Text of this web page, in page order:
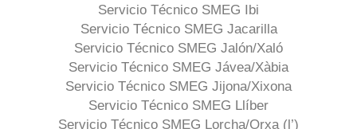
Servicio Técnico SMEG Ibi
Servicio Técnico SMEG Jacarilla
Servicio Técnico SMEG Jalón/Xaló
Servicio Técnico SMEG Jávea/Xàbia
Servicio Técnico SMEG Jijona/Xixona
Servicio Técnico SMEG Llíber
Servicio Técnico SMEG Lorcha/Orxa (l’)